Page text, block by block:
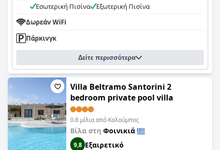
Εσωτερική Πισίνα
Εξωτερική Πισίνα
Δωρεάν WiFi
Πάρκινγκ
Δείτε περισσότερα
Villa Beltramo Santorini 2
bedroom private pool villa
0.8 μίλια από Κολούμπος
Βίλα στη Φοινικιά
9,8 Εξαιρετικό